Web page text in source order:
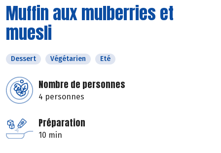
Muffin aux mulberries et
muesli
Dessert Végétarien Eté
Nombre de personnes
4 personnes
Préparation
10 min